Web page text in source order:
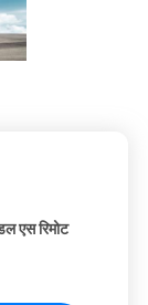
एस रिमोट